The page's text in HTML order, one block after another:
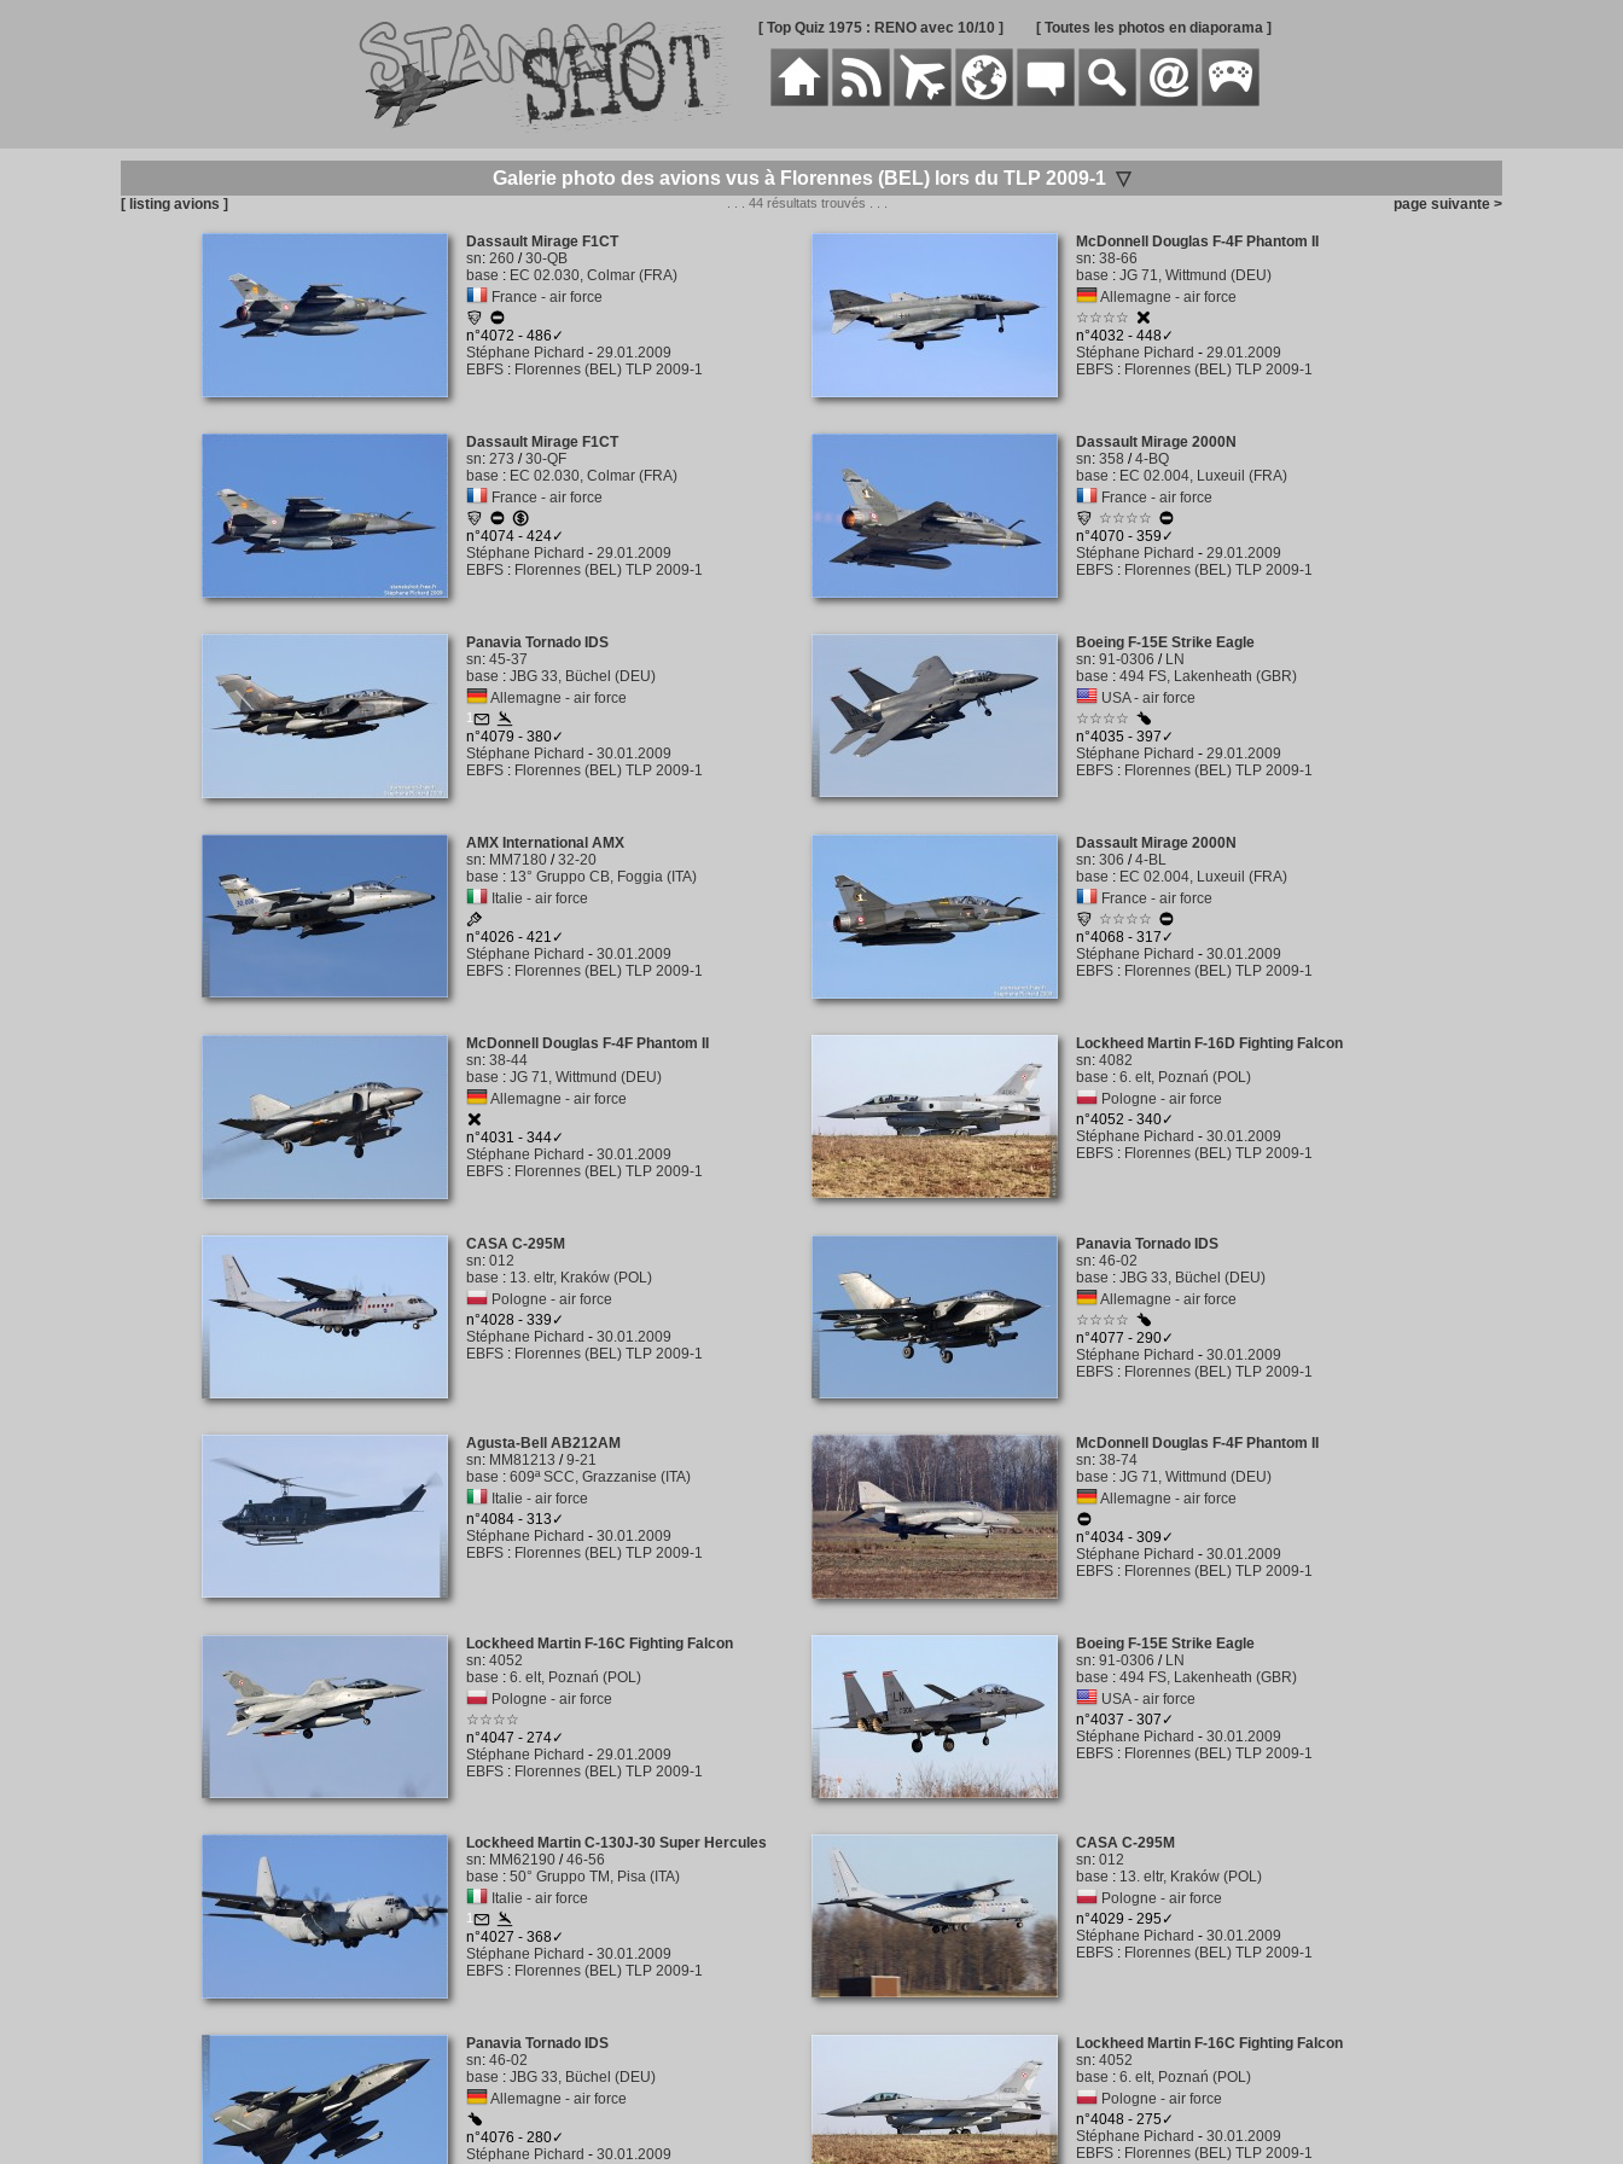
[ Top Quiz 1975 : RENO avec 10/10 ] [ Toutes les photos en diaporama ]
Galerie photo des avions vus à Florennes (BEL) lors du TLP 2009-1 ▽
[ listing avions ] . . . 44 résultats trouvés . . . page suivante >
Dassault Mirage F1CT
sn: 260 /30-QB
base : EC 02.030, Colmar (FRA)
France - air force
n°4072 - 486✓
Stéphane Pichard - 29.01.2009
EBFS : Florennes (BEL) TLP 2009-1
McDonnell Douglas F-4F Phantom II
sn: 38-66
base : JG 71, Wittmund (DEU)
Allemagne - air force
☆☆☆☆
n°4032 - 448✓
Stéphane Pichard - 29.01.2009
EBFS : Florennes (BEL) TLP 2009-1
Dassault Mirage F1CT
sn: 273 /30-QF
base : EC 02.030, Colmar (FRA)
France - air force
n°4074 - 424✓
Stéphane Pichard - 29.01.2009
EBFS : Florennes (BEL) TLP 2009-1
Dassault Mirage 2000N
sn: 358 /4-BQ
base : EC 02.004, Luxeuil (FRA)
France - air force
☆☆☆☆
n°4070 - 359✓
Stéphane Pichard - 29.01.2009
EBFS : Florennes (BEL) TLP 2009-1
Panavia Tornado IDS
sn: 45-37
base : JBG 33, Büchel (DEU)
Allemagne - air force
1
n°4079 - 380✓
Stéphane Pichard - 30.01.2009
EBFS : Florennes (BEL) TLP 2009-1
Boeing F-15E Strike Eagle
sn: 91-0306 / LN
base : 494 FS, Lakenheath (GBR)
USA - air force
☆☆☆☆
n°4035 - 397✓
Stéphane Pichard - 29.01.2009
EBFS : Florennes (BEL) TLP 2009-1
AMX International AMX
sn: MM7180 /32-20
base : 13° Gruppo CB, Foggia (ITA)
Italie - air force
n°4026 - 421✓
Stéphane Pichard - 30.01.2009
EBFS : Florennes (BEL) TLP 2009-1
Dassault Mirage 2000N
sn: 306 /4-BL
base : EC 02.004, Luxeuil (FRA)
France - air force
☆☆☆☆
n°4068 - 317✓
Stéphane Pichard - 30.01.2009
EBFS : Florennes (BEL) TLP 2009-1
McDonnell Douglas F-4F Phantom II
sn: 38-44
base : JG 71, Wittmund (DEU)
Allemagne - air force
n°4031 - 344✓
Stéphane Pichard - 30.01.2009
EBFS : Florennes (BEL) TLP 2009-1
Lockheed Martin F-16D Fighting Falcon
sn: 4082
base : 6. elt, Poznań (POL)
Pologne - air force
n°4052 - 340✓
Stéphane Pichard - 30.01.2009
EBFS : Florennes (BEL) TLP 2009-1
CASA C-295M
sn: 012
base : 13. eltr, Kraków (POL)
Pologne - air force
n°4028 - 339✓
Stéphane Pichard - 30.01.2009
EBFS : Florennes (BEL) TLP 2009-1
Panavia Tornado IDS
sn: 46-02
base : JBG 33, Büchel (DEU)
Allemagne - air force
☆☆☆☆
n°4077 - 290✓
Stéphane Pichard - 30.01.2009
EBFS : Florennes (BEL) TLP 2009-1
Agusta-Bell AB212AM
sn: MM81213 /9-21
base : 609ª SCC, Grazzanise (ITA)
Italie - air force
n°4084 - 313✓
Stéphane Pichard - 30.01.2009
EBFS : Florennes (BEL) TLP 2009-1
McDonnell Douglas F-4F Phantom II
sn: 38-74
base : JG 71, Wittmund (DEU)
Allemagne - air force
n°4034 - 309✓
Stéphane Pichard - 30.01.2009
EBFS : Florennes (BEL) TLP 2009-1
Lockheed Martin F-16C Fighting Falcon
sn: 4052
base : 6. elt, Poznań (POL)
Pologne - air force
☆☆☆☆
n°4047 - 274✓
Stéphane Pichard - 29.01.2009
EBFS : Florennes (BEL) TLP 2009-1
Boeing F-15E Strike Eagle
sn: 91-0306 / LN
base : 494 FS, Lakenheath (GBR)
USA - air force
n°4037 - 307✓
Stéphane Pichard - 30.01.2009
EBFS : Florennes (BEL) TLP 2009-1
Lockheed Martin C-130J-30 Super Hercules
sn: MM62190 /46-56
base : 50° Gruppo TM, Pisa (ITA)
Italie - air force
1
n°4027 - 368✓
Stéphane Pichard - 30.01.2009
EBFS : Florennes (BEL) TLP 2009-1
CASA C-295M
sn: 012
base : 13. eltr, Kraków (POL)
Pologne - air force
n°4029 - 295✓
Stéphane Pichard - 30.01.2009
EBFS : Florennes (BEL) TLP 2009-1
Panavia Tornado IDS
sn: 46-02
base : JBG 33, Büchel (DEU)
Allemagne - air force
n°4076 - 280✓
Stéphane Pichard - 30.01.2009
Lockheed Martin F-16C Fighting Falcon
sn: 4052
base : 6. elt, Poznań (POL)
Pologne - air force
n°4048 - 275✓
Stéphane Pichard - 30.01.2009
EBFS : Florennes (BEL) TLP 2009-1